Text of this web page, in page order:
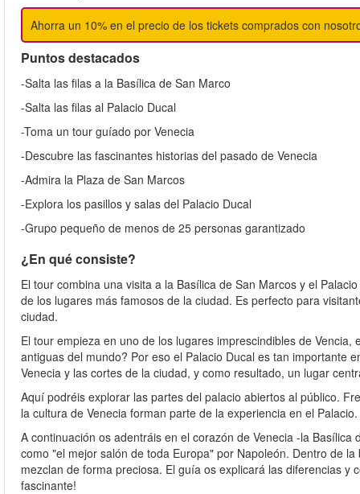
Ahorra un 10% en el precio de los tickets comprados con
Puntos destacados
-Salta las filas a la Basílica de San Marco
-Salta las filas al Palacio Ducal
-Toma un tour guíado por Venecia
-Descubre las fascinantes historias del pasado de Venecia
-Admira la Plaza de San Marcos
-Explora los pasillos y salas del Palacio Ducal
-Grupo pequeño de menos de 25 personas garantizado
¿En qué consiste?
El tour combina una visita a la Basílica de San Marcos y el
de los lugares más famosos de la ciudad. Es perfecto para
ciudad.
El tour empieza en uno de los lugares imprescindibles de
antiguas del mundo? Por eso el Palacio Ducal es tan importante
Venecia y las cortes de la ciudad, y como resultado, un lugar
Aquí podréis explorar las partes del palacio abiertos al público.
la cultura de Venecia forman parte de la experiencia en el Palacio.
A continuación os adentráis en el corazón de Venecia -la
como "el mejor salón de toda Europa" por Napoleón. Dentro de
mezclan de forma preciosa. El guía os explicará las diferencias
fascinante!